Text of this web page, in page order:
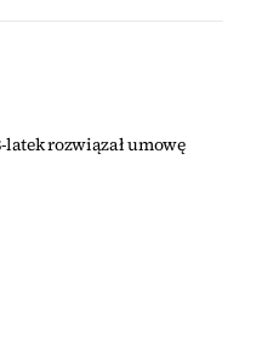
latek rozwiązał umowę